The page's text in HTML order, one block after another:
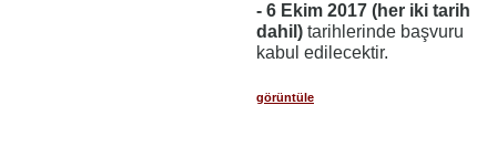
- 6 Ekim 2017 (her iki tarih
dahil) tarihlerinde başvuru
kabul edilecektir.
görüntüle